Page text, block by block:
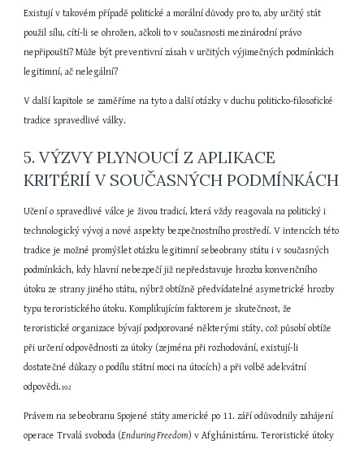
Existují v takovém případě politické a morální důvody pro to, aby určitý stát
použil sílu, cítí-li se ohrožen, ačkoli to v současnosti mezinárodní právo
nepřipouští? Může být preventivní zásah v určitých výjimečných podmínkách
legitimní, ač nelegální?
V další kapitole se zaměříme na tyto a další otázky v duchu politicko-filosofické
tradice spravedlivé války.
5. VÝZVY PLYNOUCÍ Z APLIKACE
KRITÉRIÍ V SOUČASNÝCH PODMÍNKÁCH
Učení o spravedlivé válce je živou tradicí, která vždy reagovala na politický i
technologický vývoj a nové aspekty bezpečnostního prostředí. V intencích této
tradice je možné promýšlet otázku legitimní sebeobrany státu i v současných
podmínkách, kdy hlavní nebezpečí již nepředstavuje hrozba konvenčního
útoku ze strany jiného státu, nýbrž obtížně předvídatelné asymetrické hrozby
typu teroristického útoku. Komplikujícím faktorem je skutečnost, že
teroristické organizace bývají podporované některými státy, což působí obtíže
při určení odpovědnosti za útoky (zejména při rozhodování, existují-li
dostatečné důkazy o podílu státní moci na útocích) a při volbě adekvátní
odpovědi.192
Právem na sebeobranu Spojené státy americké po 11. září odůvodnily zahájení
operace Trvalá svoboda (Enduring Freedom) v Afghánistánu. Teroristické útoky